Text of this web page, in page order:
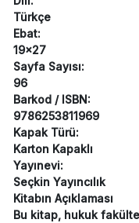
Türkçe
Ebat:
19x27
Sayfa Sayısı:
96
Barkod / ISBN:
9786253811969
Kapak Türü:
Karton Kapaklı
Yayınevi:
Seçkin Yayıncılık
Kitabın Açıklaması
Bu kitap, hukuk